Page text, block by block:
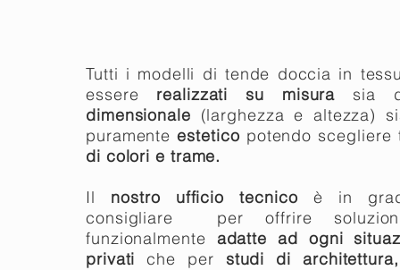
Tutti i modelli di tende doccia in
essere realizzati su misura sia
dimensionale (larghezza e altezza)
puramenteestetico potendo scegliere
di colori e trame.
Il nostro ufficio tecnico è in
consigliare per offrire
funzionalmente adatte ad ogni
privatiche per studi di